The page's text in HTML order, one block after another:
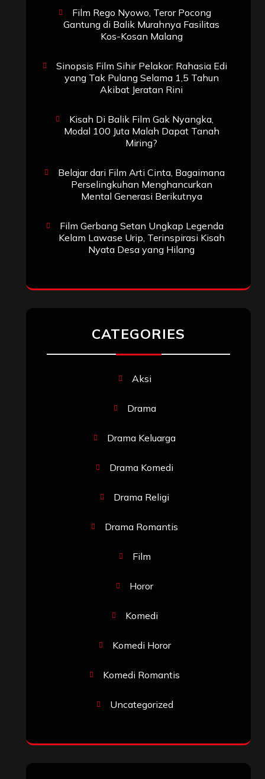
Film Rego Nyowo, Teror Pocong
Gantung di Balik Murahnya Fasilitas
Kos-Kosan Malang
Sinopsis Film Sihir Pelakor: Rahasia Edi
yang Tak Pulang Selama 1,5 Tahun
Akibat Jeratan Rini
Kisah Di Balik Film Gak Nyangka,
Modal 100 Juta Malah Dapat Tanah
Miring?
Belajar dari Film Arti Cinta, Bagaimana
Perselingkuhan Menghancurkan
Mental Generasi Berikutnya
Film Gerbang Setan Ungkap Legenda
Kelam Lawase Urip, Terinspirasi Kisah
Nyata Desa yang Hilang
CATEGORIES
Aksi
Drama
Drama Keluarga
Drama Komedi
Drama Religi
Drama Romantis
Film
Horor
Komedi
Komedi Horor
Komedi Romantis
Uncategorized